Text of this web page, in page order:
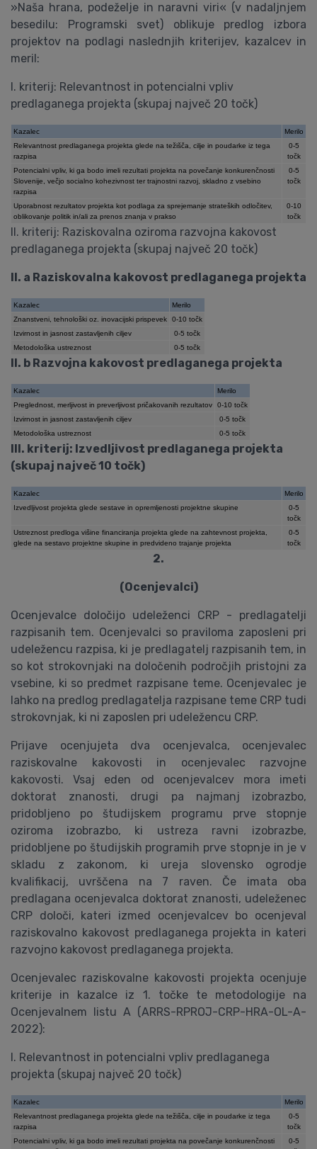
»Naša hrana, podeželje in naravni viri« (v nadaljnjem
besedilu: Programski svet) oblikuje predlog izbora
projektov na podlagi naslednjih kriterijev, kazalcev in
meril:
I. kriterij: Relevantnost in potencialni vpliv
predlaganega projekta (skupaj največ 20 točk)
Kazalec
Merilo
Relevantnost predlaganega projekta glede na težišča, cilje in poudarke iz tega
razpisa
0-5
točk
Potencialni vpliv, ki ga bodo imeli rezultati projekta na povečanje konkurenčnosti
Slovenije, večjo socialno kohezivnost ter trajnostni razvoj, skladno z vsebino
razpisa
0-5
točk
Uporabnost rezultatov projekta kot podlaga za sprejemanje strateških odločitev,
oblikovanje politik in/ali za prenos znanja v prakso
0-10
točk
II. kriterij: Raziskovalna oziroma razvojna kakovost
predlaganega projekta (skupaj največ 20 točk)
II. a Raziskovalna kakovost predlaganega projekta
Kazalec
Merilo
Znanstveni, tehnološki oz. inovacijski prispevek
0-10 točk
Izvirnost in jasnost zastavljenih ciljev
0-5 točk
Metodološka ustreznost
0-5 točk
II. b Razvojna kakovost predlaganega projekta
Kazalec
Merilo
Preglednost, merljivost in preverljivost pričakovanih rezultatov
0-10 točk
Izvirnost in jasnost zastavljenih ciljev
0-5 točk
Metodološka ustreznost
0-5 točk
III. kriterij: Izvedljivost predlaganega projekta
(skupaj največ 10 točk)
Kazalec
Merilo
Izvedljivost projekta glede sestave in opremljenosti projektne skupine
0-5
točk
Ustreznost predloga višine financiranja projekta glede na zahtevnost projekta,
glede na sestavo projektne skupine in predvideno trajanje projekta
0-5
točk
2.
(Ocenjevalci)
Ocenjevalce določijo udeleženci CRP - predlagatelji
razpisanih tem. Ocenjevalci so praviloma zaposleni pri
udeležencu razpisa, ki je predlagatelj razpisanih tem, in
so kot strokovnjaki na določenih področjih pristojni za
vsebine, ki so predmet razpisane teme. Ocenjevalec je
lahko na predlog predlagatelja razpisane teme CRP tudi
strokovnjak, ki ni zaposlen pri udeležencu CRP.
Prijave ocenjujeta dva ocenjevalca, ocenjevalec
raziskovalne kakovosti in ocenjevalec razvojne
kakovosti. Vsaj eden od ocenjevalcev mora imeti
doktorat znanosti, drugi pa najmanj izobrazbo,
pridobljeno po študijskem programu prve stopnje
oziroma izobrazbo, ki ustreza ravni izobrazbe,
pridobljene po študijskih programih prve stopnje in je v
skladu z zakonom, ki ureja slovensko ogrodje
kvalifikacij, uvrščena na 7 raven. Če imata oba
predlagana ocenjevalca doktorat znanosti, udeleženec
CRP določi, kateri izmed ocenjevalcev bo ocenjeval
raziskovalno kakovost predlaganega projekta in kateri
razvojno kakovost predlaganega projekta.
Ocenjevalec raziskovalne kakovosti projekta ocenjuje
kriterije in kazalce iz 1. točke te metodologije na
Ocenjevalnem listu A (ARRS-RPROJ-CRP-HRA-OL-A-
2022):
I. Relevantnost in potencialni vpliv predlaganega
projekta (skupaj največ 20 točk)
Kazalec
Merilo
Relevantnost predlaganega projekta glede na težišča, cilje in poudarke iz tega
razpisa
0-5
točk
Potencialni vpliv, ki ga bodo imeli rezultati projekta na povečanje konkurenčnosti
0-5